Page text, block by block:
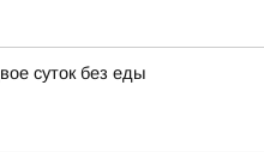
суток без еды